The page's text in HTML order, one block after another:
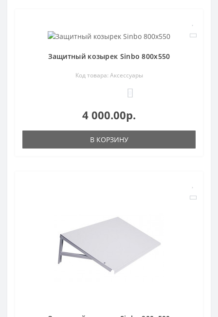
Защитный козырек Sinbo 800х550
Код товара: Аксессуары
4 000.00р.
В КОРЗИНУ